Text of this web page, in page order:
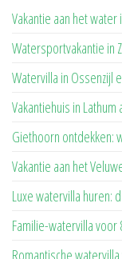
Vakantie aan het
Watersportvakantie in
Watervilla in Ossenzijl
Vakantiehuis in
Giethoorn ontdekken:
Vakantie aan het
Luxe watervilla huren:
Familie-watervilla
Romantische